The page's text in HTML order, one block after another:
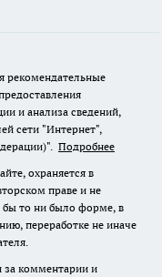
рекомендательные
и анализа сведений,
сети "Интернет",
Подробнее
охраняется в
праве и не
бы то ни было форме, в
переработке не иначе
за комментарии и